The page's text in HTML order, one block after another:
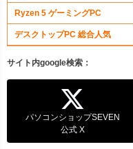
Ryzen 5 ゲーミングPC
デスクトップPC 総合人気
サイト内google検索：
パソコンショップSEVEN
公式 X